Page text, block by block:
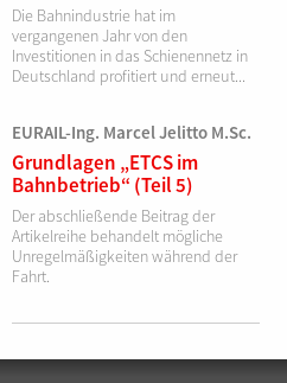
Die Bahnindustrie hat im
vergangenen Jahr von den
Investitionen in das Schienennetz in
Deutschland profitiert und erneut...
EURAIL-Ing. Marcel Jelitto M.Sc.
Grundlagen „ETCS im
Bahnbetrieb“ (Teil 5)
Der abschließende Beitrag der
Artikelreihe behandelt mögliche
Unregelmäßigkeiten während der
Fahrt.